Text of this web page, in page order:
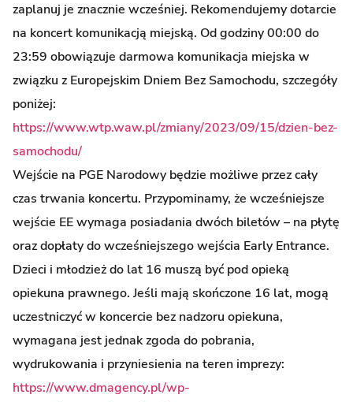
zaplanuj je znacznie wcześniej. Rekomendujemy dotarcie
na koncert komunikacją miejską. Od godziny 00:00 do
23:59 obowiązuje darmowa komunikacja miejska w
związku z Europejskim Dniem Bez Samochodu, szczegóły
poniżej:
https://www.wtp.waw.pl/zmiany/2023/09/15/dzien-bez-
samochodu/
Wejście na PGE Narodowy będzie możliwe przez cały
czas trwania koncertu. Przypominamy, że wcześniejsze
wejście EE wymaga posiadania dwóch biletów – na płytę
oraz dopłaty do wcześniejszego wejścia Early Entrance.
Dzieci i młodzież do lat 16 muszą być pod opieką
opiekuna prawnego. Jeśli mają skończone 16 lat, mogą
uczestniczyć w koncercie bez nadzoru opiekuna,
wymagana jest jednak zgoda do pobrania,
wydrukowania i przyniesienia na teren imprezy:
https://www.dmagency.pl/wp-